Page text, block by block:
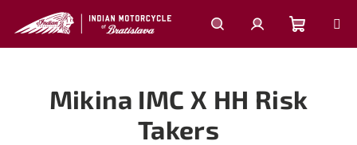
obsah
HľadaťPrihlásenie
košík
Mikina IMC X HH Risk
Takers